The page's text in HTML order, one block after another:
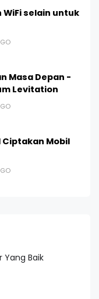
WiFi selain untuk
Masa Depan -
Levitation
Mobil
Baik